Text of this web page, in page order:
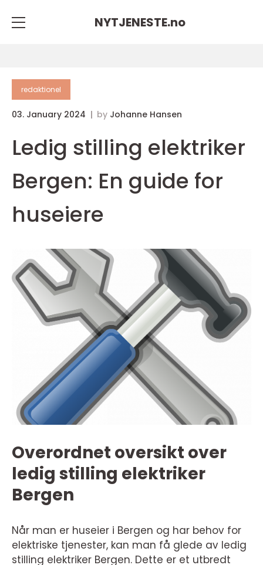
NYTJENESTE.no
redaktionel
03. January 2024 by Johanne Hansen
Ledig stilling elektriker
Bergen: En guide for
huseiere
Overordnet oversikt over
ledig stilling elektriker
Bergen
Når man er huseier i Bergen og har behov for
elektriske tjenester, kan man få glede av ledig
stilling elektriker Bergen. Dette er et utbredt